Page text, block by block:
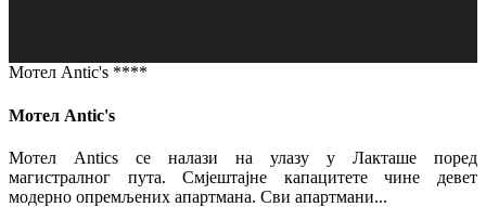
Мотел Antic's ****
Мотел Antic's
Мотел Antics се налази на улазу у Лакташе поред
магистралног пута. Смјештајне капацитете чине девет
модерно опремљених апартмана. Сви апартмани...